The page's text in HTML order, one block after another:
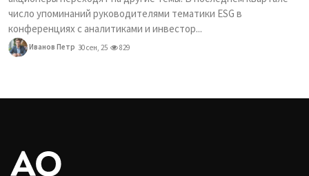
число упоминаний руководителями тематики ESG в
конференциях с аналитиками и инвестор...
Иванов Петр 30 сен, 25 829